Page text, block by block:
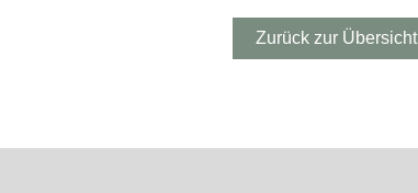
Zurück zur Übersicht